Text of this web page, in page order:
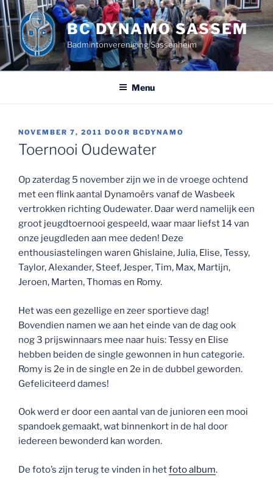
Ga
naar
de
inhoud
BC DYNAMO SASSEM
Badmintonvereniging Sassenheim
Menu
GEPLAATST
OP
NOVEMBER 7, 2011 DOOR BCDYNAMO
Toernooi Oudewater
Op zaterdag 5 november zijn we in de vroege ochtend
met een flink aantal Dynamoërs vanaf de Wasbeek
vertrokken richting Oudewater. Daar werd namelijk een
groot jeugdtoernooi gespeeld, waar maar liefst 14 van
onze jeugdleden aan mee deden! Deze
enthousiastelingen waren Ghislaine, Julia, Elise, Tessy,
Taylor, Alexander, Steef, Jesper, Tim, Max, Martijn,
Jeroen, Marten, Thomas en Romy.
Het was een gezellige en zeer sportieve dag!
Bovendien namen we aan het einde van de dag ook
nog 3 prijswinnaars mee naar huis: Tessy en Elise
hebben beiden de single gewonnen in hun categorie.
Romy is 2e in de single en 2e in de dubbel geworden.
Gefeliciteerd dames!
Ook werd er door een aantal van de junioren een mooi
spandoek gemaakt, wat binnenkort in de hal door
iedereen bewonderd kan worden.
De foto’s zijn terug te vinden in hetfoto album.